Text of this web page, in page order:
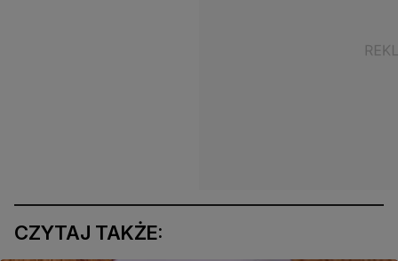
CZYTAJ TAKŻE: